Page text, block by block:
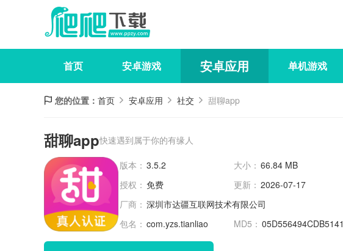
首页 安卓游戏 安卓应用 单机游戏
您的位置： 首页 安卓应用 社交 甜聊app
甜聊app快速遇到属于你的有缘人
版本： 3.5.2 大小： 66.84 MB
授权： 免费 更新： 2026-07-17
厂商： 深圳市达疆互联网技术有限公司
包名： com.yzs.tianliao MD5：